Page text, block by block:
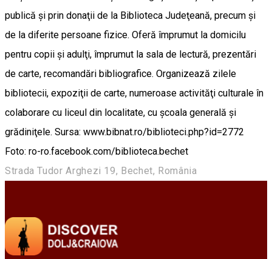
publică şi prin donaţii de la Biblioteca Judeţeană, precum şi
de la diferite persoane fizice. Oferă împrumut la domicilu
pentru copii şi adulţi, împrumut la sala de lectură, prezentări
de carte, recomandări bibliografice. Organizează zilele
bibliotecii, expoziţii de carte, numeroase activităţi culturale în
colaborare cu liceul din localitate, cu şcoala generală şi
grădiniţele. Sursa: www.bibnat.ro/biblioteci.php?id=2772
Foto: ro-ro.facebook.com/biblioteca.bechet
Strada Tudor Arghezi 19, Bechet, România